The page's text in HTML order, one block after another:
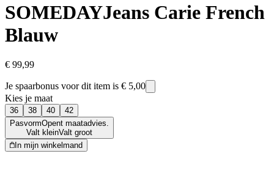
SOMEDAYJeans Carie French
Blauw
€ 99,99
Je spaarbonus voor dit item is € 5,00
Kies je maat
36 38 40
42
PasvormOpent maatadvies.
Valt kleinValt groot
In mijn winkelmand